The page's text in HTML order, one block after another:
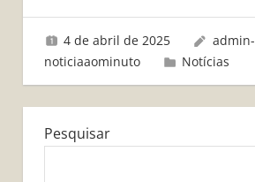
4 de abril de 2025
admin-
noticiaaominuto
Notícias
Pesquisar